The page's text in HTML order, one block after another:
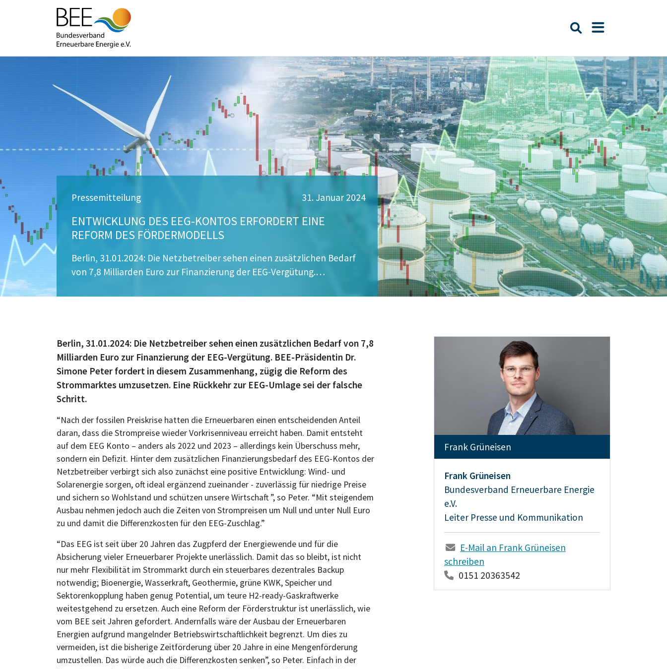
Suche öffnen
Pressemitteilung
ENTWICKLUNG DES EEG-KONTOS ERFORDERT EINE
REFORM DES FÖRDERMODELLS
Berlin, 31.01.2024: Die Netzbetreiber sehen einen zusätzlichen Bedarf
von 7,8 Milliarden Euro zur Finanzierung der EEG-Vergütung.…
31. Januar 2024
Berlin, 31.01.2024: Die Netzbetreiber sehen einen zusätzlichen Bedarf von 7,8
Milliarden Euro zur Finanzierung der EEG-Vergütung. BEE-Präsidentin Dr.
Simone Peter fordert in diesem Zusammenhang, zügig die Reform des
Strommarktes umzusetzen. Eine Rückkehr zur EEG-Umlage sei der falsche
Schritt.
“Nach der fossilen Preiskrise hatten die Erneuerbaren einen entscheidenden Anteil
daran, dass die Strompreise wieder Vorkrisenniveau erreicht haben. Damit entsteht
auf dem EEG Konto – anders als 2022 und 2023 – allerdings kein Überschuss mehr,
sondern ein Defizit. Hinter dem zusätzlichen Finanzierungsbedarf des EEG-Kontos der
Netzbetreiber verbirgt sich also zunächst eine positive Entwicklung: Wind- und
Solarenergie sorgen, oft ideal ergänzend zueinander - zuverlässig für niedrige Preise
und sichern so Wohlstand und schützen unsere Wirtschaft ”, so Peter. “Mit steigendem
Ausbau nehmen jedoch auch die Zeiten von Strompreisen um Null und unter Null Euro
zu und damit die Differenzkosten für den EEG-Zuschlag.”
“Das EEG ist seit über 20 Jahren das Zugpferd der Energiewende und für die
Absicherung vieler Erneuerbarer Projekte unerlässlich. Damit das so bleibt, ist nicht
nur mehr Flexibilität im Strommarkt durch ein steuerbares dezentrales Backup
notwendig; Bioenergie, Wasserkraft, Geothermie, grüne KWK, Speicher und
Sektorenkopplung haben genug Potential, um teure H2-ready-Gaskraftwerke
weitestgehend zu ersetzen. Auch eine Reform der Förderstruktur ist unerlässlich, wie
vom BEE seit Jahren gefordert. Andernfalls wäre der Ausbau der Erneuerbaren
Energien aufgrund mangelnder Betriebswirtschaftlichkeit begrenzt. Um dies zu
vermeiden, ist die bisherige Zeitförderung über 20 Jahre in eine Mengenförderung
umzustellen. Das würde auch die Differenzkosten senken”, so Peter. Einfach in der
Frank Grüneisen
Frank Grüneisen
Bundesverband Erneuerbare Energie
e.V.
Leiter Presse und Kommunikation
E-Mail an Frank Grüneisen
schreiben
0151 20363542